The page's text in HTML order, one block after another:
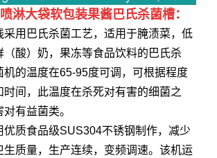
淋大袋软包装果酱巴氏杀菌槽：
巴氏杀菌工艺，适用于腌渍菜，低
（酸）奶，果冻等食品饮料的巴氏杀
机的温度在65-95度可调，可根据程度
时间，此温度在杀死对有害的细菌之
有益菌类。
食品级SUS304不锈钢制作，减少
生质量，生产连续，变频调速。该机运